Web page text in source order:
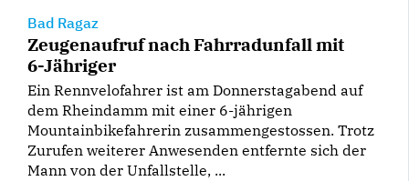
Bad Ragaz
Zeugenaufruf nach Fahrradunfall mit
6-Jähriger
Ein Rennvelofahrer ist am Donnerstagabend auf
dem Rheindamm mit einer 6-jährigen
Mountainbikefahrerin zusammengestossen. Trotz
Zurufen weiterer Anwesenden entfernte sich der
Mann von der Unfallstelle, ...